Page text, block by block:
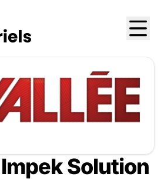
Solution